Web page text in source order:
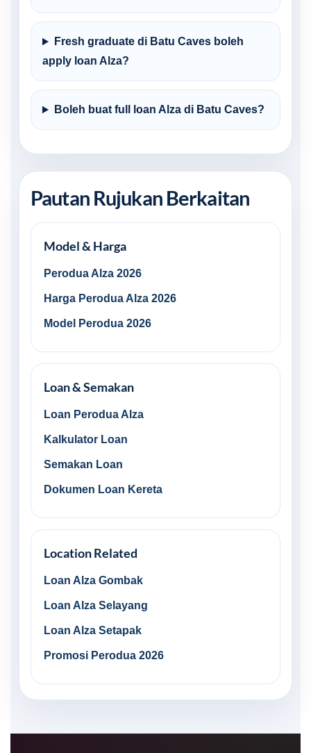
Fresh graduate di Batu Caves boleh
apply loan Alza?
Boleh buat full loan Alza di Batu Caves?
Pautan Rujukan Berkaitan
Model & Harga
Perodua Alza 2026
Harga Perodua Alza 2026
Model Perodua 2026
Loan & Semakan
Loan Perodua Alza
Kalkulator Loan
Semakan Loan
Dokumen Loan Kereta
Location Related
Loan Alza Gombak
Loan Alza Selayang
Loan Alza Setapak
Promosi Perodua 2026